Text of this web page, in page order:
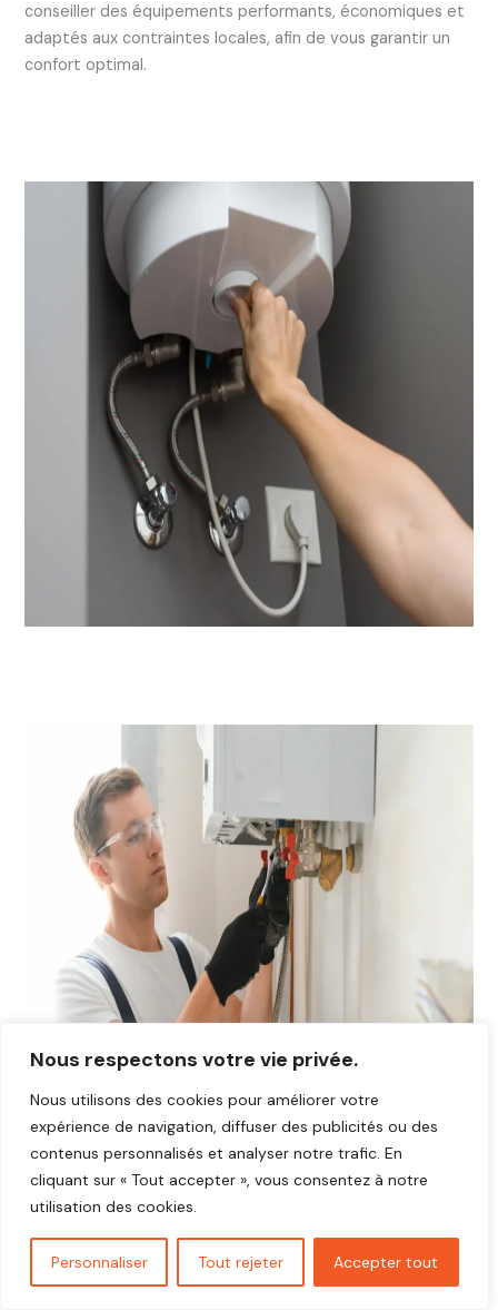
Nous respectons votre vie privée.
Nous utilisons des cookies pour améliorer votre
expérience de navigation, diffuser des publicités ou des
contenus personnalisés et analyser notre trafic. En
cliquant sur « Tout accepter », vous consentez à notre
utilisation des cookies.
Personnaliser Tout rejeter Accepter tout
conseiller des équipements performants, économiques et
adaptés aux contraintes locales, afin de vous garantir un
confort optimal.
Avis plombier Auffargis 78610
78610?
Découvrez les avis de nos clients satisfaits qui ont